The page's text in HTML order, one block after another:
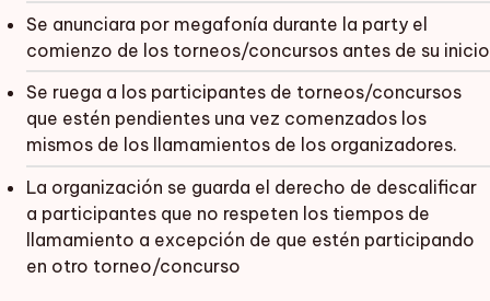
Se anunciara por megafonía durante la party el
comienzo de los torneos/concursos antes de su inicio
Se ruega a los participantes de torneos/concursos
que estén pendientes una vez comenzados los
mismos de los llamamientos de los organizadores.
La organización se guarda el derecho de descalificar
a participantes que no respeten los tiempos de
llamamiento a excepción de que estén participando
en otro torneo/concurso